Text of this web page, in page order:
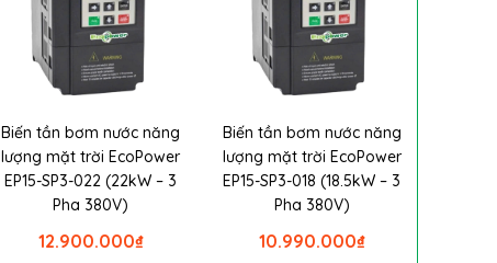
Biến tần bơm nước năng
lượng mặt trời EcoPower
EP15-SP3-022 (22kW – 3
Pha 380V)
₫
12.900.000
Biến tần bơm nước năng
lượng mặt trời EcoPower
EP15-SP3-018 (18.5kW – 3
Pha 380V)
₫
10.990.000